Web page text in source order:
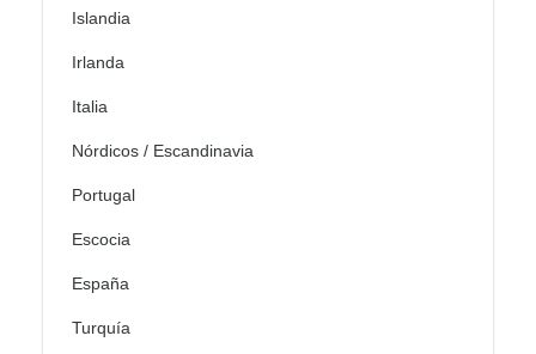
Islandia
Irlanda
Italia
Nórdicos / Escandinavia
Portugal
Escocia
España
Turquía